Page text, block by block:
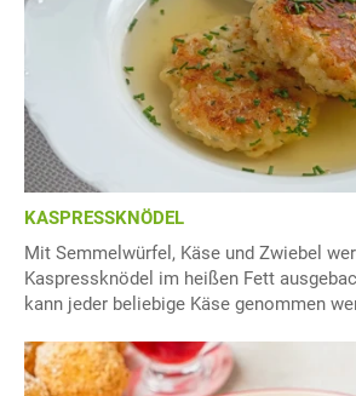
KASPRESSKNÖDEL
Mit Semmelwürfel, Käse und Zwiebel
Kaspressknödel im heißen Fett
kann jeder beliebige Käse genommen